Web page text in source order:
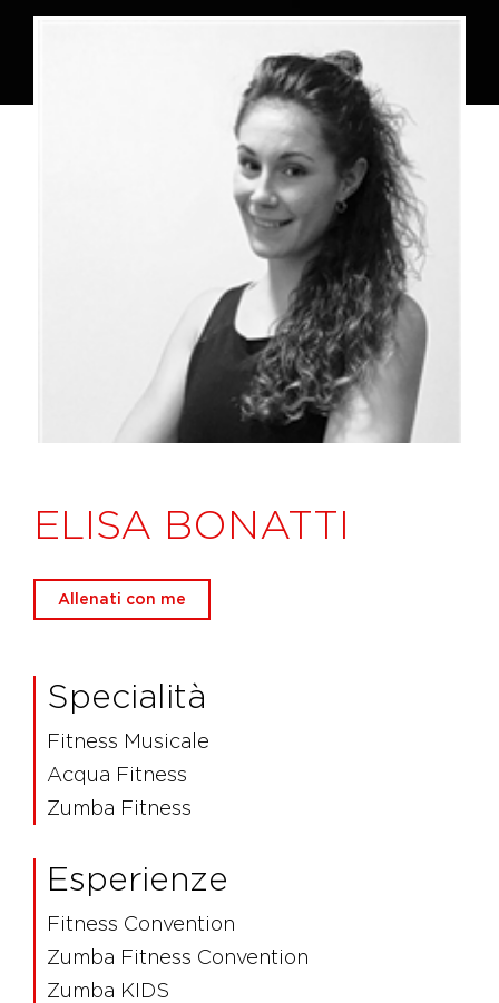
ELISA BONATTI
Allenati con me
Specialità
Fitness Musicale
Acqua Fitness
Zumba Fitness
Esperienze
Fitness Convention
Zumba Fitness Convention
Zumba KIDS